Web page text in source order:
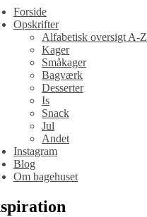
Forside
Opskrifter
Alfabetisk oversigt A-Z
Kager
Småkager
Bagværk
Desserter
Is
Snack
Jul
Andet
Instagram
Blog
Om bagehuset